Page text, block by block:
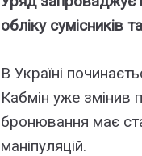
обліку сумісників
В Україні
Кабмін уже змінив
бронювання має
маніпуляцій.